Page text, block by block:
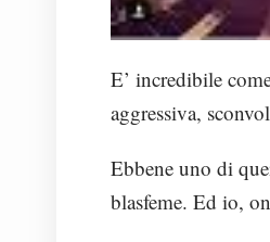
E’ incredibile
aggressiva,
Ebbene uno di
blasfeme. Ed io,